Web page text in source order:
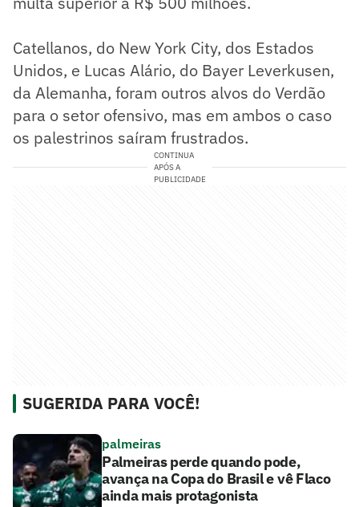
Catellanos, do New York City, dos Estados
Unidos, e Lucas Alário, do Bayer Leverkusen,
da Alemanha, foram outros alvos do Verdão
para o setor ofensivo, mas em ambos o caso
os palestrinos saíram frustrados.
CONTINUA
APÓS A
PUBLICIDADE
SUGERIDA PARA VOCÊ!
palmeiras
Palmeiras perde quando pode,
avança na Copa do Brasil e vê Flaco
ainda mais protagonista